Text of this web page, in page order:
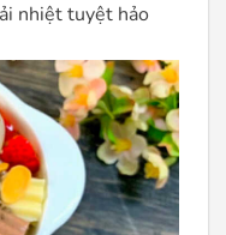
nhiệt tuyệt hảo